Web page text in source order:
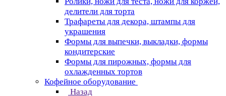
делители для торта
Трафареты для декора, штампы для
украшения
Формы для выпечки, выкладки, формы
кондитерские
Формы для пирожных, формы для
охлажденных тортов
Кофейное оборудование
Назад